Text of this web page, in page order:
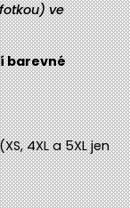
ve
barevné
4XL a 5XL jen